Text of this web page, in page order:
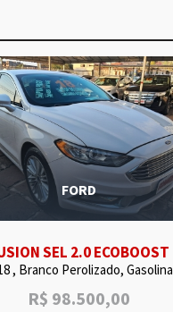
FORD
SEL 2.0 ECOBOOST
, Branco Perolizado, Gasolina
R$ 98.500,00